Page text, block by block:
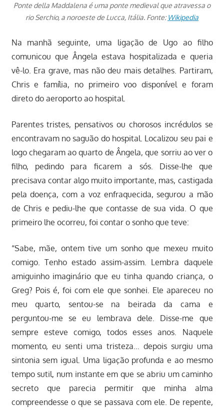
Ponte della Maddalena é uma ponte medieval que atravessa o
rio Serchio, a noroeste de Lucca, Itália. Fonte:Wikipedia
Na manhã seguinte, uma ligação de Ugo ao filho
comunicou que Ângela estava hospitalizada e queria
vê-lo. Era grave, mas não deu mais detalhes. Partiram,
Chris e família, no primeiro voo disponível e foram
direto do aeroporto ao hospital.
Parentes tristes, pensativos ou chorosos incrédulos se
encontravam no saguão do hospital. Localizou seu pai e
logo chegaram ao quarto de Ângela, que sorriu ao ver o
filho, pedindo para ficarem a sós. Disse-lhe que
precisava contar algo muito importante, mas, castigada
pela doença, com a voz enfraquecida, segurou a mão
de Chris e pediu-lhe que contasse de sua vida. O que
primeiro lhe ocorreu, foi contar o sonho que teve:
“Sabe, mãe, ontem tive um sonho que mexeu muito
comigo. Tenho estado assim-assim. Lembra daquele
amiguinho imaginário que eu tinha quando criança, o
Greg? Pois é, foi com ele que sonhei. Ele apareceu no
meu quarto, sentou-se na beirada da cama e
perguntou-me se eu lembrava dele. Disse-me que
sempre esteve comigo, todos esses anos. Naquele
momento, eu senti uma tristeza… depois surgiu uma
sintonia sem igual. Uma ligação profunda e ao mesmo
tempo sutil, num instante em que se abriu um caminho
secreto que parecia permitir que minha alma
compreendesse o que se passava com ele. De repente,